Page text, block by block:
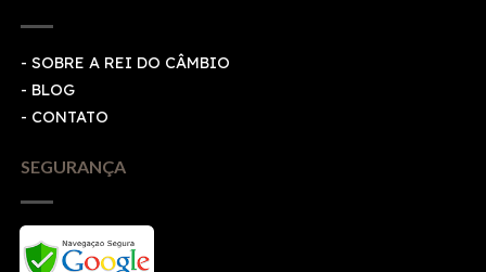
- SOBRE A REI DO CÂMBIO
- BLOG
- CONTATO
SEGURANÇA